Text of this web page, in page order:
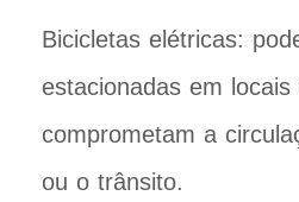
Bicicletas elétricas:
estacionadas em locais
comprometam a
ou o trânsito.